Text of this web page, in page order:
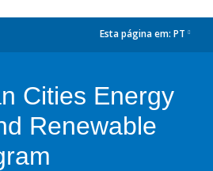
Esta página em: PT
Cities Energy
Renewable